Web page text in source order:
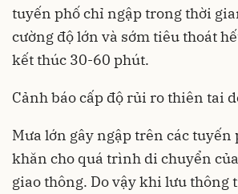
tuyến phố chỉ ngập trong thời
cường độ lớn và sớm tiêu thoát
kết thúc 30-60 phút.
Cảnh báo cấp độ rủi ro thiên tai
Mưa lớn gây ngập trên các tuyến
khăn cho quá trình di chuyển
giao thông. Do vậy khi lưu thông